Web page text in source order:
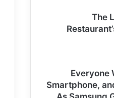
The
Everyone
Smartphone,